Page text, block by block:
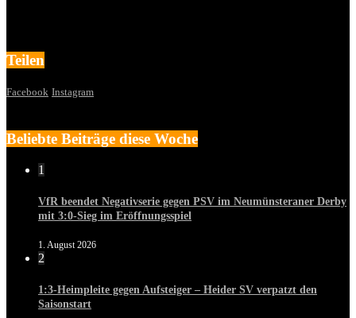
Teilen
Facebook Instagram
Beliebte Beiträge diese Woche
1
VfR beendet Negativserie gegen PSV im Neumünsteraner Derby
mit 3:0-Sieg im Eröffnungsspiel
1. August 2026
2
1:3-Heimpleite gegen Aufsteiger – Heider SV verpatzt den
Saisonstart